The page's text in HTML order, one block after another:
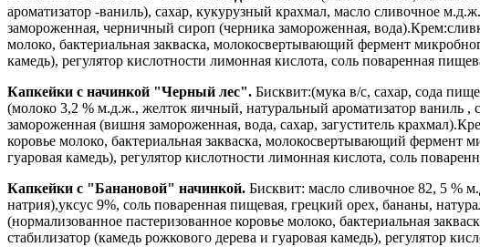
ароматизатор -ваниль), сахар, кукурузный крахмал, масло сливочное
замороженная, черничный сироп (черника замороженная,
молоко, бактериальная закваска, молокосвертывающий фермент
камедь), регулятор кислотности лимонная кислота, соль поваренная
Капкейки с начинкой "Черный лес". Бисквит:(мука в/с, сахар, сода
(молоко 3,2 % м.д.ж., желток яичный, натуральный ароматизатор ваниль
замороженная (вишня замороженная, вода, сахар, загуститель
коровье молоко, бактериальная закваска, молокосвертывающий фермент
гуаровая камедь), регулятор кислотности лимонная кислота, соль
Капкейки с "Банановой" начинкой. Бисквит: масло сливочное 82, 5 %
натрия),уксус 9%, соль поваренная пищевая, грецкий орех, бананы,
(нормализованное пастеризованное коровье молоко, бактериальная
стабилизатор (камедь рожкового дерева и гуаровая камедь), регулятор